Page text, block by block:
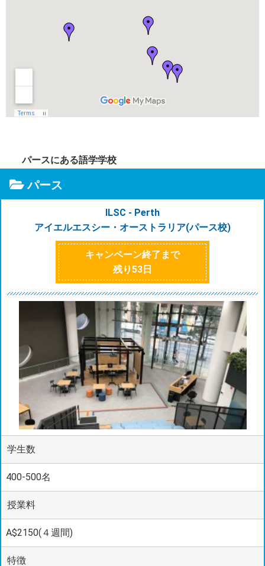
パースにある語学学校
パース
ILSC - Perth
アイエルエスシー・オーストラリア(パース校)
キャンペーン終了まで
残り53日
学生数
400-500名
授業料
A$2150(４週間)
特徴